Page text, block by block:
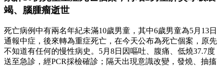
竭、腦腫瘤逝世
死亡病例中有兩名年紀未滿10歲男童，其中6歲男童為5月13日
通報中症，後來轉為重症死亡，在今天公布為死亡個案，原先
不知道有任何的慢性病史。5月8日因嘔吐、腹痛、低燒37.7度
送至急診，經PCR採檢確診；隔天出現意識改變，發燒、抽搐